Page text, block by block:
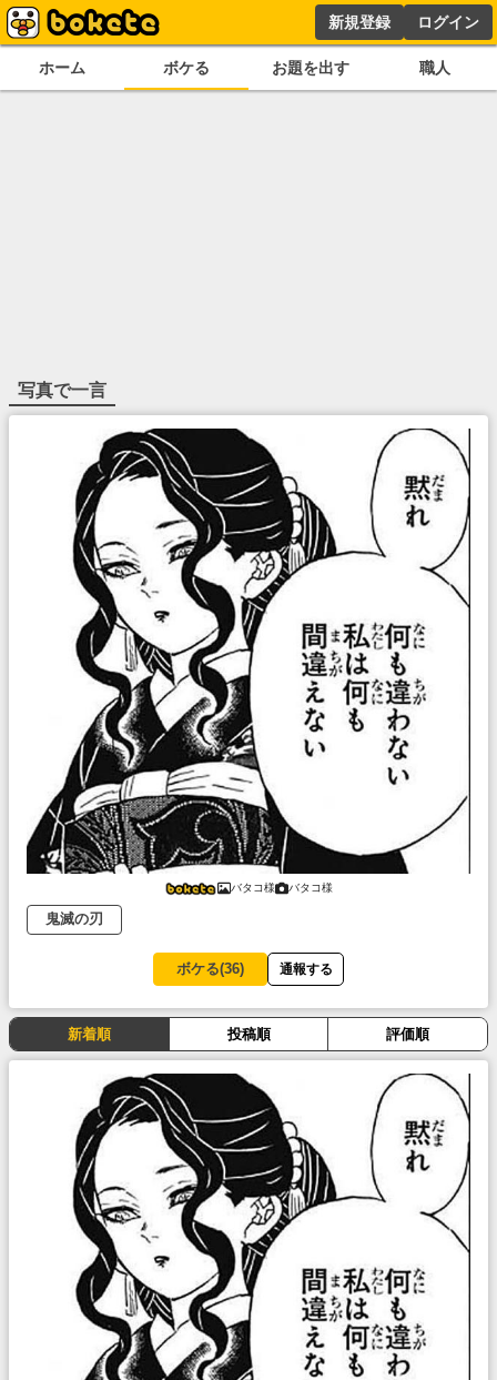
新規登録 ログイン
ホーム ボケる お題を出す 職人
写真で一言
バタコ様 バタコ様
鬼滅の刃
ボケる(36) 通報する
新着順 投稿順 評価順